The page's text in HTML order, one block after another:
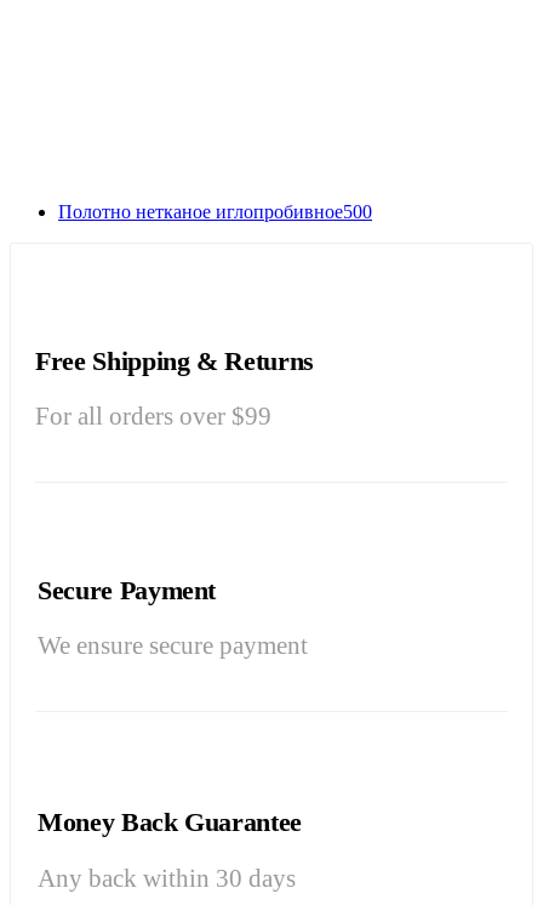
Полотно нетканое иглопробивное500
Free Shipping & Returns
For all orders over $99
Secure Payment
We ensure secure payment
Money Back Guarantee
Any back within 30 days